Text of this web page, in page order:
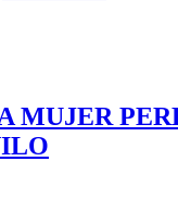
MUJER